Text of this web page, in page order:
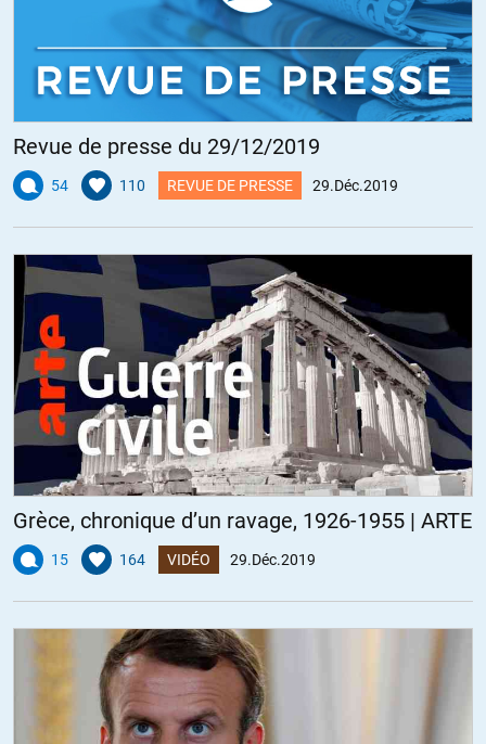
Revue de presse du 29/12/2019
54 110 REVUE DE PRESSE 29.Déc.2019
Grèce, chronique d’un ravage, 1926-1955 | ARTE
15 164 VIDÉO 29.Déc.2019